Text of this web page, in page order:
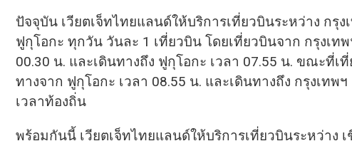
ปัจจุบัน เวียตเจ็ทไทยแลนด์ให้บริการเที่ยวบินระหว่าง กรุ
ฟูกุโอกะ ทุกวัน วันละ 1 เที่ยวบิน โดยเที่ยวบินจาก กรุงเทพ
00.30 น. และเดินทางถึง ฟูกุโอกะ เวลา 07.55 น. ขณะที่เ
ทางจาก ฟูกุโอกะ เวลา 08.55 น. และเดินทางถึง กรุงเทพฯ
เวลาท้องถิ่น
พร้อมกันนี้ เวียตเจ็ทไทยแลนด์ให้บริการเที่ยวบินระหว่าง